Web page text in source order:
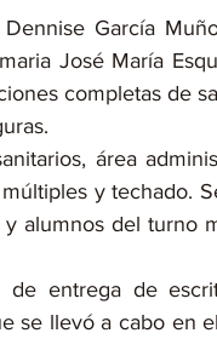
García
José María
completas de
área
y techado.
alumnos del turno
de entrega de
se llevó a cabo en